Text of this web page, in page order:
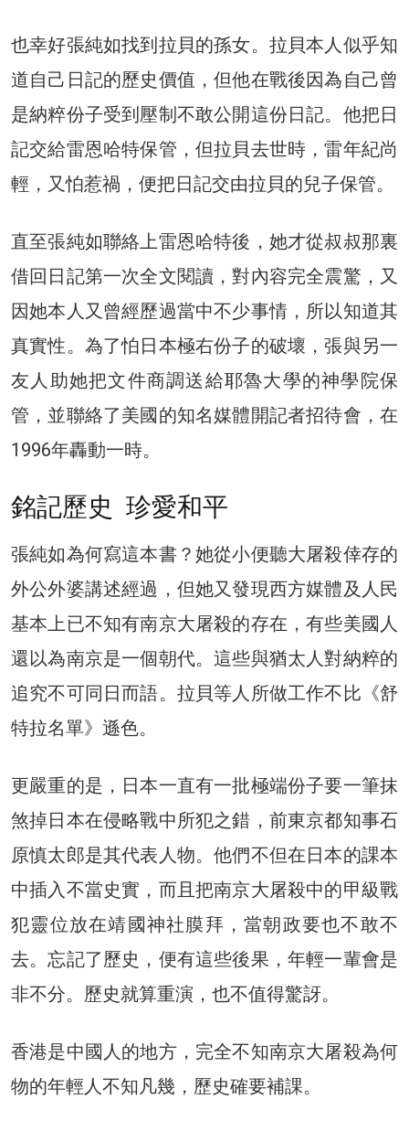
也幸好張純如找到拉貝的孫女。拉貝本人似乎知
道自己日記的歷史價值，但他在戰後因為自己曾
是納粹份子受到壓制不敢公開這份日記。他把日
記交給雷恩哈特保管，但拉貝去世時，雷年紀尚
輕，又怕惹禍，便把日記交由拉貝的兒子保管。
直至張純如聯絡上雷恩哈特後，她才從叔叔那裏
借回日記第一次全文閱讀，對內容完全震驚，又
因她本人又曾經歷過當中不少事情，所以知道其
真實性。為了怕日本極右份子的破壞，張與另一
友人助她把文件商調送給耶魯大學的神學院保
管，並聯絡了美國的知名媒體開記者招待會，在
1996年轟動一時。
銘記歷史 珍愛和平
張純如為何寫這本書？她從小便聽大屠殺倖存的
外公外婆講述經過，但她又發現西方媒體及人民
基本上已不知有南京大屠殺的存在，有些美國人
還以為南京是一個朝代。這些與猶太人對納粹的
追究不可同日而語。拉貝等人所做工作不比《舒
特拉名單》遜色。
更嚴重的是，日本一直有一批極端份子要一筆抹
煞掉日本在侵略戰中所犯之錯，前東京都知事石
原慎太郎是其代表人物。他們不但在日本的課本
中插入不當史實，而且把南京大屠殺中的甲級戰
犯靈位放在靖國神社膜拜，當朝政要也不敢不
去。忘記了歷史，便有這些後果，年輕一輩會是
非不分。歷史就算重演，也不值得驚訝。
香港是中國人的地方，完全不知南京大屠殺為何
物的年輕人不知凡幾，歷史確要補課。